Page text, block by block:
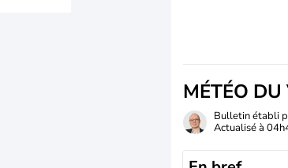
MÉTÉO
Bulletin établi
Actualisé à